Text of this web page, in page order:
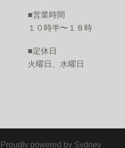
■営業時間
１０時半〜１８時
■定休日
火曜日、水曜日
powered by Sydney